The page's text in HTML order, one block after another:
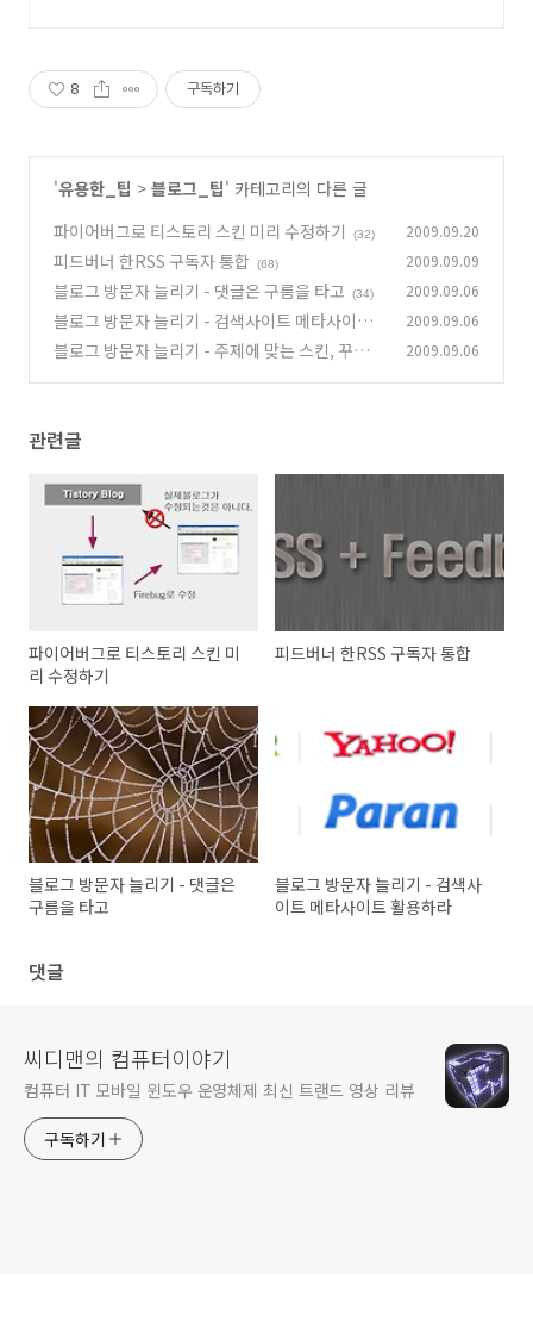
8 구독하기
'유용한_팁 > 블로그_팁' 카테고리의 다른 글
파이어버그로 티스토리 스킨 미리 수정하기
(32) 2009.09.20
피드버너 한RSS 구독자 통합 (68) 2009.09.09
블로그 방문자 늘리기 - 댓글은 구름을 타고 (34) 2009.09.06
블로그 방문자 늘리기 - 검색사이트 메타사이트
활용하라 (14)
2009.09.06
블로그 방문자 늘리기 - 주제에 맞는 스킨, 꾸미자 2009.09.06
관련글
파이어버그로 티스토리 스킨 미
리 수정하기
피드버너 한RSS 구독자 통합
블로그 방문자 늘리기 - 댓글은
구름을 타고
블로그 방문자 늘리기 - 검색사
이트 메타사이트 활용하라
댓글
씨디맨의 컴퓨터이야기
컴퓨터 IT 모바일 윈도우 운영체제 최신 트랜드 영상 리뷰
구독하기